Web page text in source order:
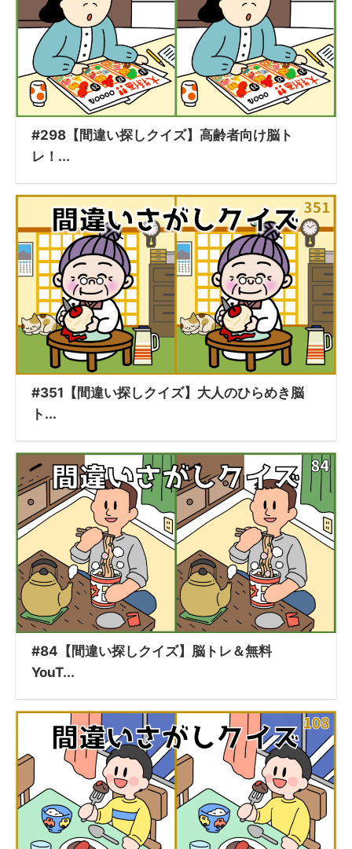
#298【間違い探しクイズ】高齢者向け脳ト
レ！...
#351【間違い探しクイズ】大人のひらめき脳
ト...
#84【間違い探しクイズ】脳トレ＆無料
YouT...